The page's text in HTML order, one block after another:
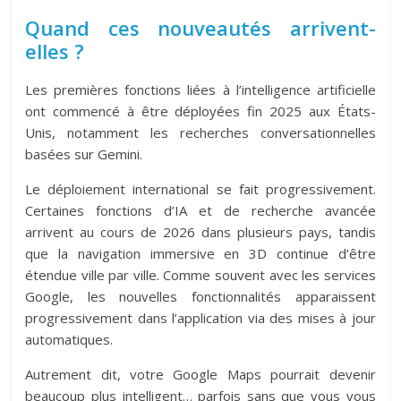
Quand ces nouveautés arrivent-
elles ?
Les premières fonctions liées à l’intelligence artificielle
ont commencé à être déployéesfin 2025 aux États-
Unis, notamment les recherches conversationnelles
basées sur Gemini.
Le déploiement international se fait progressivement.
Certaines fonctions d’IA et de recherche avancée
arriventau cours de 2026 dans plusieurs pays, tandis
que la navigation immersive en 3D continue d’être
étendue ville par ville. Comme souvent avec les services
Google, les nouvelles fonctionnalités apparaissent
progressivement dans l’application via des mises à jour
automatiques.
Autrement dit, votre Google Maps pourrait devenir
beaucoup plus intelligent… parfois sans que vous vous